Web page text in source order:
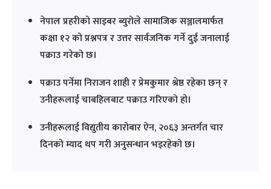
नेपाल प्रहरीको साइबर ब्युरोले सामाजिक सञ्जालमार्फत
कक्षा १२ को प्रश्नपत्र र उत्तर सार्वजनिक गर्ने दुई जनालाई
पक्राउ गरेको छ।
पक्राउ पर्नेमा निराजन शाही र प्रेमकुमार श्रेष्ठ रहेका छन् र
उनीहरूलाई चाबहिलबाट पक्राउ गरिएको हो।
उनीहरूलाई विद्युतीय कारोबार ऐन, २०६३ अन्तर्गत चार
दिनको म्याद थप गरी अनुसन्धान भइरहेको छ।